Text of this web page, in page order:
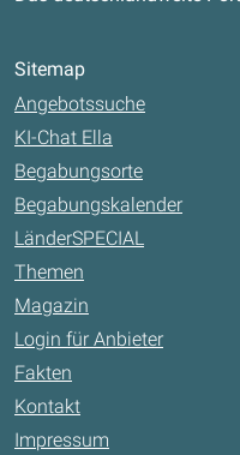
Sitemap
Angebotssuche
KI-Chat Ella
Begabungsorte
Begabungskalender
LänderSPECIAL
Themen
Magazin
Login für Anbieter
Fakten
Kontakt
Impressum